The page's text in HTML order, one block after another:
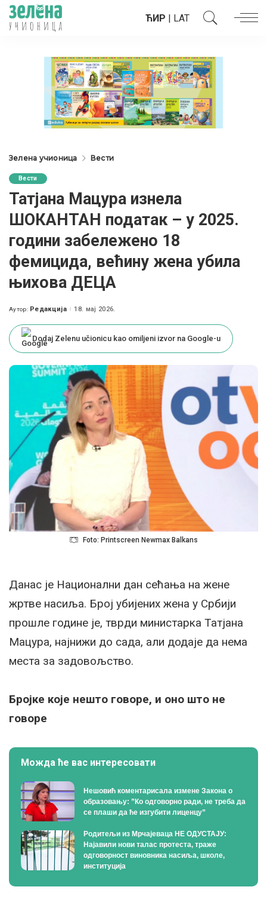
ЋИР | LAT
Зелена учионица Вести
Вести
Татјана Мацура изнела
ШОКАНТАН податак – у 2025.
години забележено 18
фемицида, већину жена убила
њихова ДЕЦА
Posted
Аутор: Редакција 18. мај 2026.
Dodaj Zelenu učionicu kao omiljeni izvor na Google-u
Foto: Printscreen Newmax Balkans
Данас је Национални дан сећања на жене
жртве насиља. Број убијених жена у Србији
прошле године је, тврди министарка Татјана
Мацура, најнижи до сада, али додаје да нема
места за задовољство.
Бројке које нешто говоре, и оно што не
говоре
Можда ће вас интересовати
Нешовић коментарисала измене Закона о
образовању: ”Ко одговорно ради, не треба да
се плаши да ће изгубити лиценцу”
Родитељи из Мрчајеваца НЕ ОДУСТАЈУ:
Најавили нови талас протеста, траже
одговорност виновника насиља, школе,
институција